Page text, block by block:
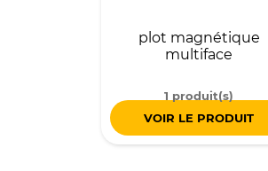
plot magnétique
multiface
1 produit(s)
VOIR LE PRODUIT